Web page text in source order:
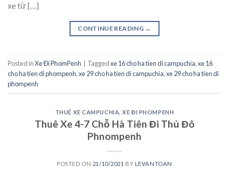
xe từ […]
CONTINUE READING →
Posted inXe Đi PhomPenh Taggedxe 16 cho ha tien di campuchia,xe 16
cho ha tien di phompenh,xe 29 cho ha tien di campuchia,xe 29 cho ha tien di
phompenh
THUÊ XE CAMPUCHIA ,XE ĐI PHOMPENH
Thuê Xe 4-7 Chỗ Hà Tiên Đi Thủ Đô
Phnompenh
POSTED ON 21/10/2021 BY LEVANTOAN